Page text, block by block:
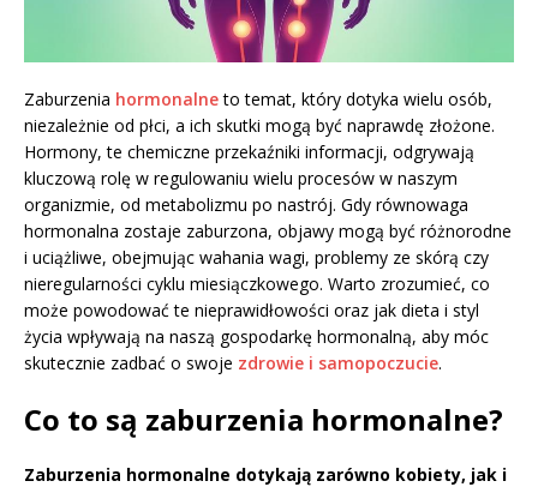
Zaburzenia hormonalneto temat, który dotyka wielu osób,
niezależnie od płci, a ich skutki mogą być naprawdę złożone.
Hormony, te chemiczne przekaźniki informacji, odgrywają
kluczową rolę w regulowaniu wielu procesów w naszym
organizmie, od metabolizmu po nastrój. Gdy równowaga
hormonalna zostaje zaburzona, objawy mogą być różnorodne
i uciążliwe, obejmując wahania wagi, problemy ze skórą czy
nieregularności cyklu miesiączkowego. Warto zrozumieć, co
może powodować te nieprawidłowości oraz jak dieta i styl
życia wpływają na naszą gospodarkę hormonalną, aby móc
skutecznie zadbać o swoje zdrowie i samopoczucie.
Co to są zaburzenia hormonalne?
Zaburzenia hormonalne dotykają zarówno kobiety, jak i